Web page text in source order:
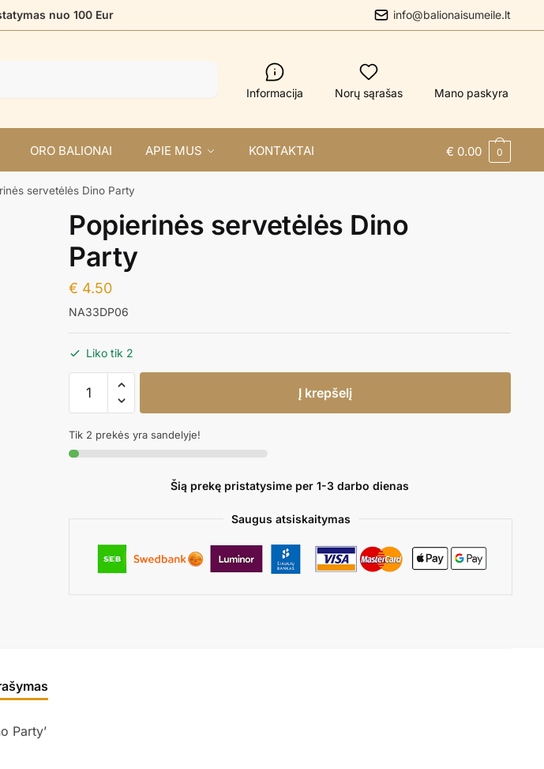
nuo 100 Eur info@balionaisumeile.lt
Informacija Norų sąrašas Mano paskyra
ORO BALIONAI APIE MUS KONTAKTAI € 0.00 0
servetėlės Dino Party
Popierinės servetėlės Dino
Party
€ 4.50
NA33DP06
Liko tik 2
produkto
kiekis:
servetėlės
Dino
Į krepšelį
Tik 2 prekės yra sandelyje!
Šią prekę pristatysime per 1-3 darbo dienas
Saugus atsiskaitymas
Party’